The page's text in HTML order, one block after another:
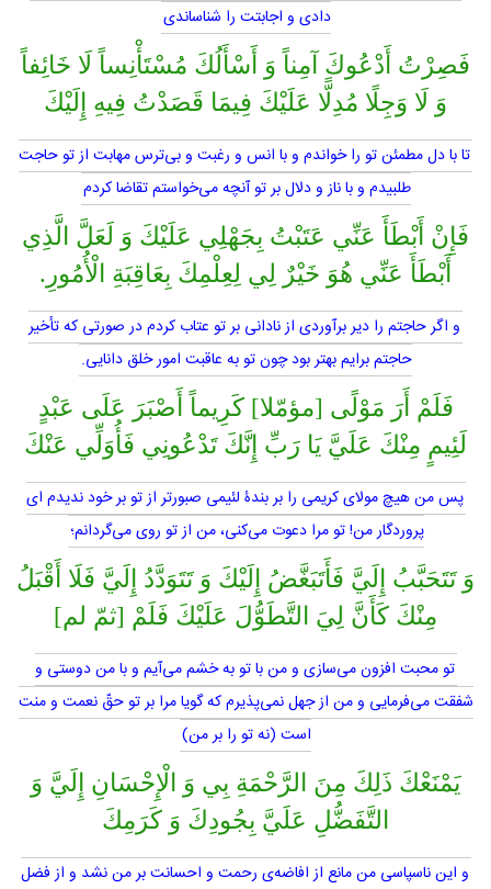
دادى و اجابتت را شناساندى
فَصِرْتُ أَدْعُوكَ آمِناً وَ أَسْأَلُكَ مُسْتَأْنِساً لَا خَائِفاً
وَ لَا وَجِلًا مُدِلًّا عَلَيْكَ فِيمَا قَصَدْتُ فِيهِ إِلَيْكَ
تا با دل مطمئن تو را خواندم و با انس و رغبت و بى‌ترس مهابت از تو حاجت
طلبيدم و با ناز و دلال بر تو آنچه مى‌خواستم تقاضا كردم
فَإِنْ أَبْطَأَ عَنِّي عَتَبْتُ بِجَهْلِي عَلَيْكَ وَ لَعَلَّ الَّذِي
أَبْطَأَ عَنِّي هُوَ خَيْرٌ لِي لِعِلْمِكَ بِعَاقِبَةِ الْأُمُورِ.
و اگر حاجتم را دير برآوردى از نادانى بر تو عتاب كردم در صورتى كه تأخير
حاجتم برايم بهتر بود چون تو به عاقبت امور خلق دانايى.
فَلَمْ أَرَ مَوْلًى [مؤمّلا] كَرِيماً أَصْبَرَ عَلَى عَبْدٍ
لَئِيمٍ مِنْكَ عَلَيَّ يَا رَبِّ إِنَّكَ تَدْعُونِي فَأُوَلِّي عَنْكَ
پس من هيچ مولاى كريمى را بر بندۀ لئيمى صبورتر از تو بر خود نديدم اى
پروردگار من! تو مرا دعوت مى‌كنى، من از تو روى مى‌گردانم؛
وَ تَتَحَبَّبُ إِلَيَّ فَأَتَبَغَّضُ إِلَيْكَ وَ تَتَوَدَّدُ إِلَيَّ فَلَا أَقْبَلُ
مِنْكَ كَأَنَّ لِيَ التَّطَوُّلَ عَلَيْكَ فَلَمْ [ثمّ لم]
تو محبت افزون مى‌سازى و من با تو به خشم مى‌آيم و با من دوستى و
شفقت مى‌فرمايى و من از جهل نمى‌پذيرم كه گويا مرا بر تو حقّ نعمت و منت
است (نه تو را بر من)
يَمْنَعْكَ ذَلِكَ مِنَ الرَّحْمَةِ بِي وَ الْإِحْسَانِ إِلَيَّ وَ
التَّفَضُّلِ عَلَيَّ بِجُودِكَ وَ كَرَمِكَ
و اين ناسپاسى من مانع از افاضه‌ى رحمت و احسانت بر من نشد و از فضل